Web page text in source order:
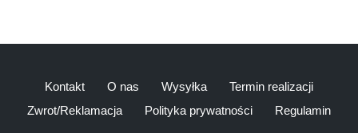
Kontakt O nas Wysyłka
Termin realizacji
Zwrot/Reklamacja
Polityka prywatności Regulamin